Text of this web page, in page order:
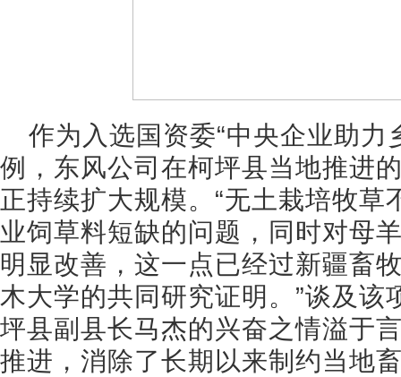
作为入选国资委“中央企业助力
例，东风公司在柯坪县当地推进
正持续扩大规模。“无土栽培牧
业饲草料短缺的问题，同时对母
明显改善，这一点已经过新疆畜
木大学的共同研究证明。”谈及该
坪县副县长马杰的兴奋之情溢于
推进，消除了长期以来制约当地